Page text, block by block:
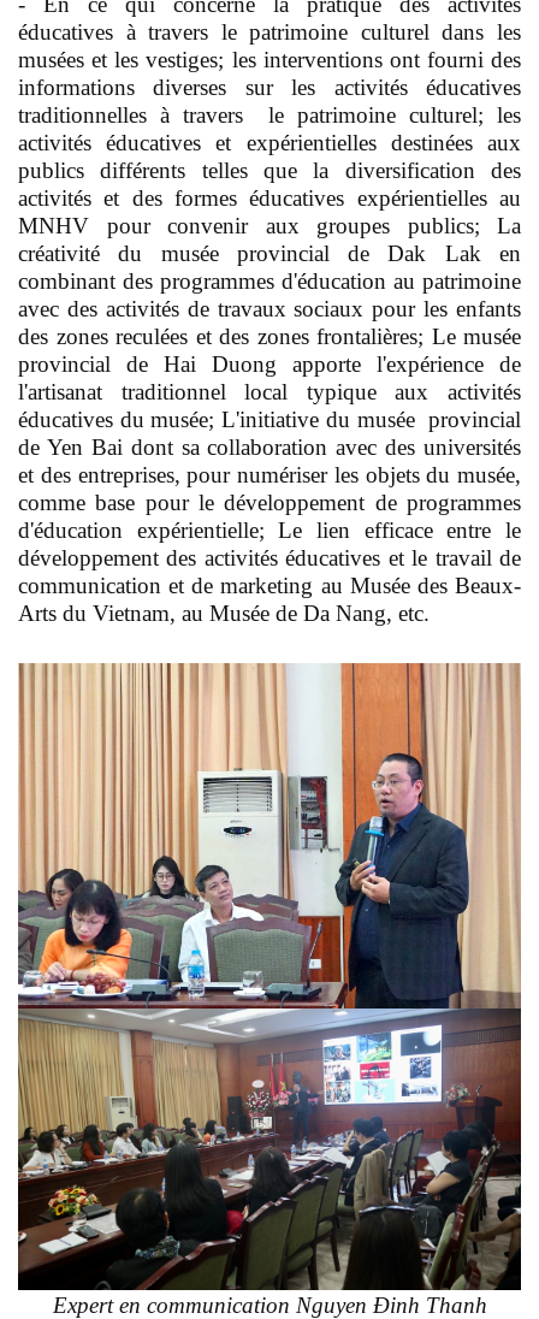
éducatives à travers le patrimoine culturel dans les
musées et les vestiges; les interventions ont fourni des
informations diverses sur les activités éducatives
traditionnelles à travers le patrimoine culturel; les
activités éducatives et expérientielles destinées aux
publics différents telles que la diversification des
activités et des formes éducatives expérientielles au
MNHV pour convenir aux groupes publics; La
créativité du musée provincial de Dak Lak en
combinant des programmes d'éducation au patrimoine
avec des activités de travaux sociaux pour les enfants
des zones reculées et des zones frontalières; Le musée
provincial de Hai Duong apporte l'expérience de
l'artisanat traditionnel local typique aux activités
éducatives du musée; L'initiative du musée provincial
de Yen Bai dont sa collaboration avec des universités
et des entreprises, pour numériser les objets du musée,
comme base pour le développement de programmes
d'éducation expérientielle; Le lien efficace entre le
développement des activités éducatives et le travail de
communication et de marketing au Musée des Beaux-
Arts du Vietnam, au Musée de Da Nang, etc.
Expert en communication Nguyen Đinh Thanh